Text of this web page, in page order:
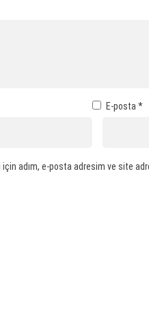
E-posta*
için adım, e-posta adresim ve site